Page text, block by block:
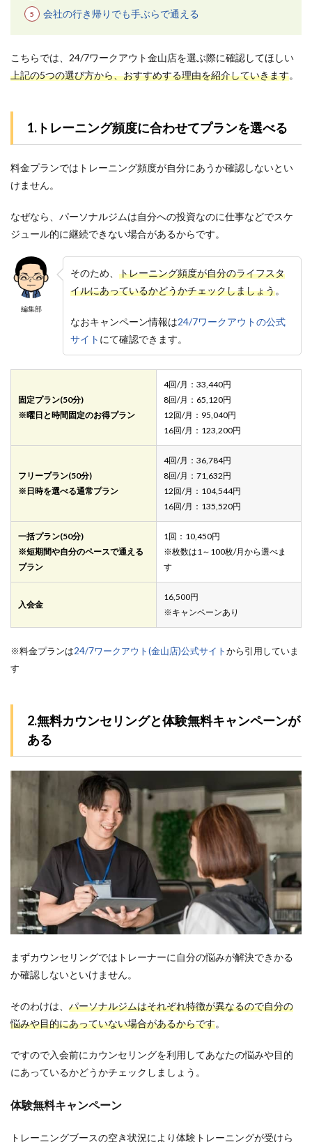
会社の行き帰りでも手ぶらで通える
こちらでは、24/7ワークアウト金山店を選ぶ際に確認してほしい
上記の5つの選び方から、おすすめする理由を紹介していきます。
1.トレーニング頻度に合わせてプランを選べる
料金プランではトレーニング頻度が自分にあうか確認しないとい
けません。
なぜなら、パーソナルジムは自分への投資なのに仕事などでスケ
ジュール的に継続できない場合があるからです。
編集部
そのため、 トレーニング頻度が自分のライフスタ
イルにあっているかどうかチェックしましょう。
なおキャンペーン情報は24/7ワークアウトの公式
サイト にて確認できます。
固定プラン(50分)
※曜日と時間固定のお得プラン
4回/月：33,440円
8回/月：65,120円
12回/月：95,040円
16回/月：123,200円
フリープラン(50分)
※日時を選べる通常プラン
4回/月：36,784円
8回/月：71,632円
12回/月：104,544円
16回/月：135,520円
一括プラン(50分)
※短期間や自分のペースで通える
プラン
1回：10,450円
※枚数は1～100枚/月から選べま
す
入会金
16,500円
※キャンペーンあり
※料金プランは24/7ワークアウト(金山店)公式サイトから引用していま
す
2.無料カウンセリングと体験無料キャンペーンが
ある
まずカウンセリングではトレーナーに自分の悩みが解決できかる
か確認しないといけません。
そのわけは、 パーソナルジムはそれぞれ特徴が異なるので自分の
悩みや目的にあっていない場合があるからです。
ですので入会前にカウンセリングを利用してあなたの悩みや目的
にあっているかどうかチェックしましょう。
体験無料キャンペーン
トレーニングブースの空き状況により体験トレーニングが受けら